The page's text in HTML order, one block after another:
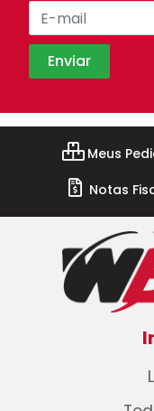
Meus
Notas